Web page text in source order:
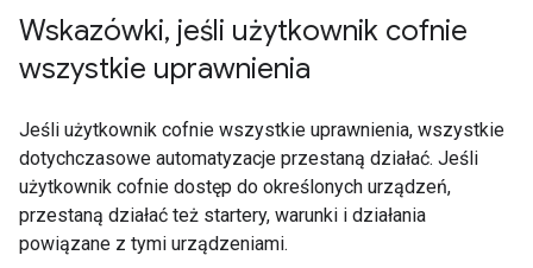
Wskazówki, jeśli użytkownik cofnie
wszystkie uprawnienia
Jeśli użytkownik cofnie wszystkie uprawnienia, wszystkie
dotychczasowe automatyzacje przestaną działać. Jeśli
użytkownik cofnie dostęp do określonych urządzeń,
przestaną działać też startery, warunki i działania
powiązane z tymi urządzeniami.